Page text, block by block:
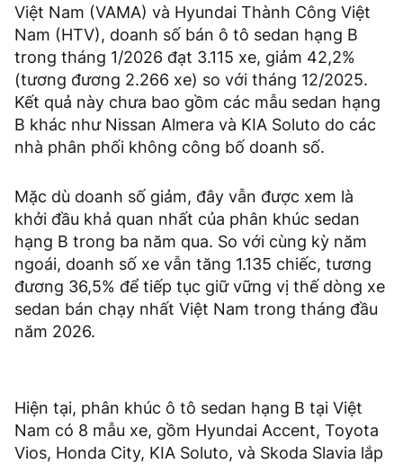
Việt Nam (VAMA) và Hyundai Thành Công Việt
Nam (HTV), doanh số bán ô tô sedan hạng B
trong tháng 1/2026 đạt 3.115 xe, giảm 42,2%
(tương đương 2.266 xe) so với tháng 12/2025.
Kết quả này chưa bao gồm các mẫu sedan hạng
B khác như Nissan Almera và KIA Soluto do các
nhà phân phối không công bố doanh số.
Mặc dù doanh số giảm, đây vẫn được xem là
khởi đầu khả quan nhất của phân khúc sedan
hạng B trong ba năm qua. So với cùng kỳ năm
ngoái, doanh số xe vẫn tăng 1.135 chiếc, tương
đương 36,5% để tiếp tục giữ vững vị thế dòng xe
sedan bán chạy nhất Việt Nam trong tháng đầu
năm 2026.
Hiện tại, phân khúc ô tô sedan hạng B tại Việt
Nam có 8 mẫu xe, gồm Hyundai Accent, Toyota
Vios, Honda City, KIA Soluto, và Skoda Slavia lắp